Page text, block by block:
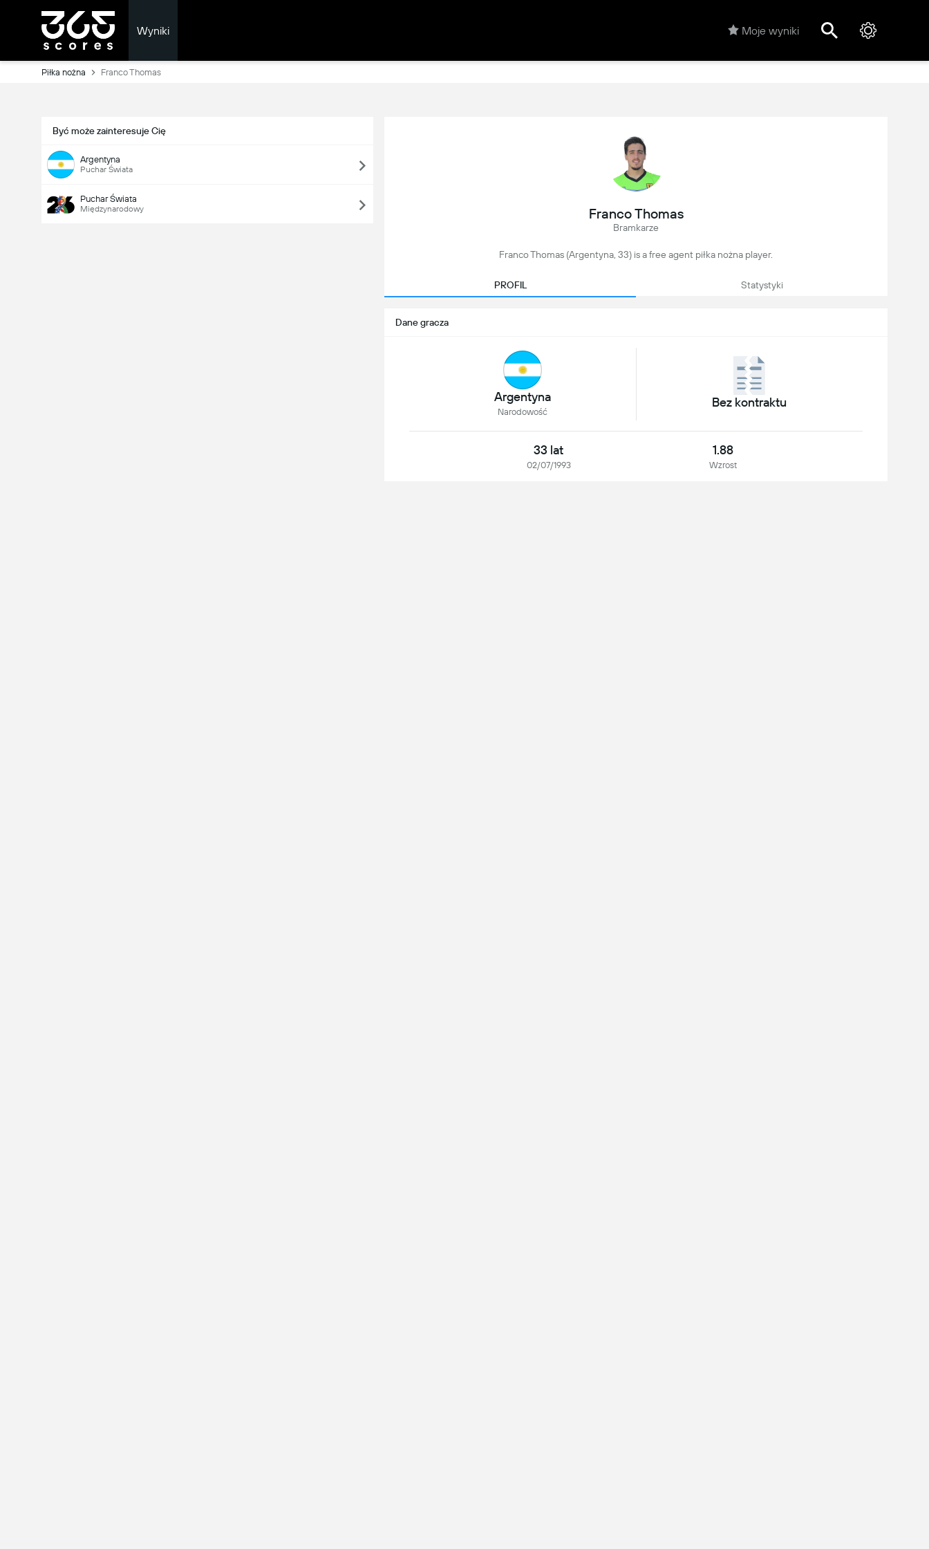
Wyniki Moje wyniki
Piłka nożna Franco Thomas
Być może zainteresuje Cię
Argentyna
Puchar Świata
Puchar Świata
Międzynarodowy Franco Thomas
Bramkarze
Franco Thomas (Argentyna, 33) is a free agent piłka nożna player.
PROFIL Statystyki
Dane gracza
Argentyna
Narodowość
Bez kontraktu
33 lat
02/07/1993
1.88
Wzrost